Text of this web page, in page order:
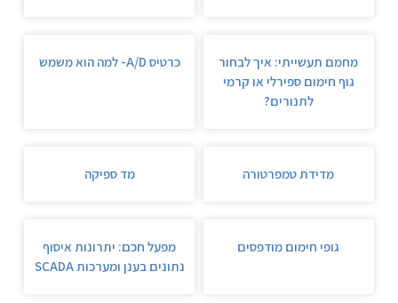
מחמם תעשייתי: איך לבחור
גוף חימום ספירלי או קרמי
לתנורים?
כרטיס A/D- למה הוא משמש
מדידת טמפרטורה מד ספיקה
גופי חימום מודפסים
מפעל חכם: יתרונות איסוף
נתונים בענן ומערכות SCADA